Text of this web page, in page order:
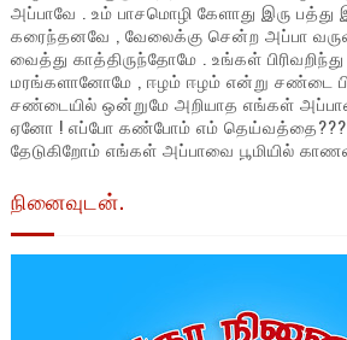
அப்பாவே . உம் பாசமொழி கேளாது இரு
கரைந்தனவே , வேலைக்கு சென்ற அப்பா
வைத்து காத்திருந்தோமே . உங்கள்
மரங்களானோமே , ஈழம் ஈழம் என்று சண்டை
சண்டையில் ஒன்றுமே அறியாத எங்கள்
ஏனோ ! எப்போ கண்போம் எம் தெய்வத்தை???
தேடுகிறோம் எங்கள் அப்பாவை பூமியில்
நினைவுடன்.